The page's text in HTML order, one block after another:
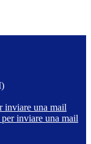
inviare una mail
inviare una mail